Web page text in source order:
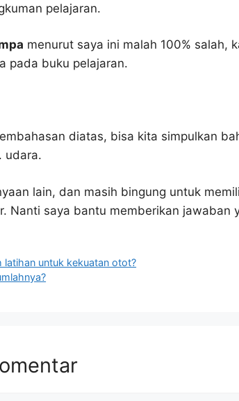
pelajaran.
menurut saya ini malah 100% salah,
pada buku pelajaran.
diatas, bisa kita simpulkan
udara.
lain, dan masih bingung untuk
Nanti saya bantu memberikan jawaban
latihan untuk kekuatan otot?